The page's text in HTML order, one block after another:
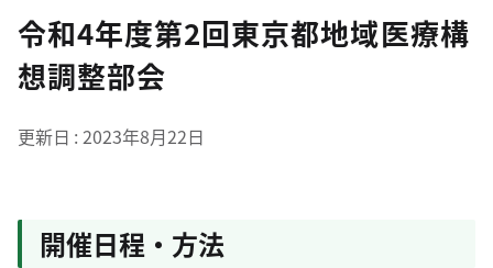
令和4年度第2回東京都地域医療構
想調整部会
更新日 2023年8月22日
開催日程・方法